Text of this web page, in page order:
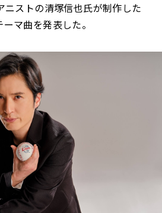
ニストの清塚信也氏が制作した
ーマ曲を発表した。